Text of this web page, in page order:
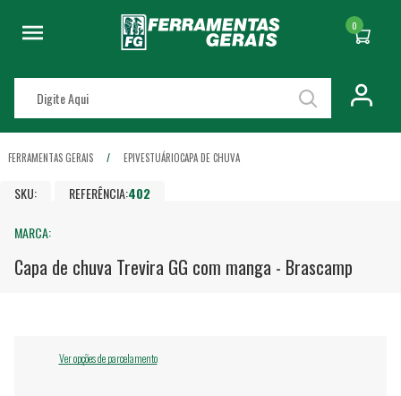
0
FERRAMENTAS GERAIS EPIVESTUÁRIOCAPA DE CHUVA
SKU: REFERÊNCIA:402
MARCA:
Capa de chuva Trevira GG com manga - Brascamp
Ver opções de parcelamento